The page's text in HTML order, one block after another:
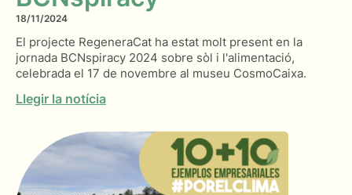
18/11/2024
El projecte RegeneraCat ha estat molt present en la
jornada BCNspiracy 2024 sobre sòl i l'alimentació,
celebrada el 17 de novembre al museu CosmoCaixa.
Llegir la notícia